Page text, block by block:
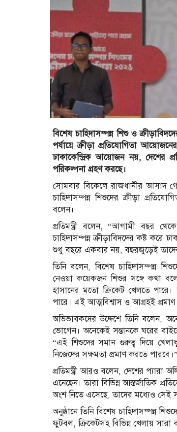
বিশেষ চাহিদাসম্পন্ন শিশু ও
পর্যায়ে ক্রীড়া প্রতিযোগিতা
ঢাকাকেন্দ্রিক আয়োজন নয়, দেশের
পরিকল্পনা গ্রহণ করছে।
সোমবার বিকেলে রাজধানীর আসাদ
চাহিদাসম্পন্ন শিশুদের ক্রীড়া
বলেন।
প্রতিমন্ত্রী বলেন, “আগামী বছর
চাহিদাসম্পন্ন ক্রীড়াবিদদের কষ্ট
শুধু বছরে একবার নয়, বছরজুড়েই
তিনি বলেন, বিশেষ চাহিদাসম্পন্ন
নেওয়া কয়েকজন শিশুর সঙ্গে কথা
হাসানের মতো ক্রিকেট খেলতে
পারে। এই আত্মবিশ্বাস ও আগ্রহই
অভিভাবকদের উদ্দেশে তিনি বলেন,
ভোগেন। অনেকেই সন্তানকে ঘরের
“এই শিশুদের সমান গুরুত্ব দিয়ে
নিজেদের সক্ষমতা প্রমাণ করতে পারবে।”
প্রতিমন্ত্রী আরও বলেন, দেশের প্যারা
এনেছেন। তারা বিভিন্ন আন্তর্জাতিক
অংশ নিতে এসেছে, তাদের মধ্যেও সেই
অনুষ্ঠানে তিনি বিশেষ চাহিদাসম্পন্ন
ফুটবল, ক্রিকেটসহ বিভিন্ন খেলায়